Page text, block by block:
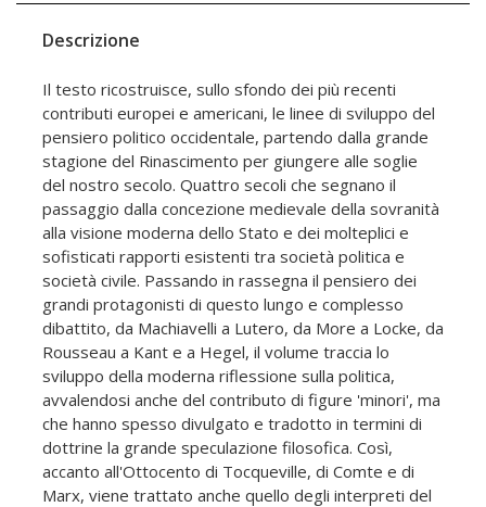
Descrizione
Il testo ricostruisce, sullo sfondo dei più recenti
contributi europei e americani, le linee di sviluppo del
pensiero politico occidentale, partendo dalla grande
stagione del Rinascimento per giungere alle soglie
del nostro secolo. Quattro secoli che segnano il
passaggio dalla concezione medievale della sovranità
alla visione moderna dello Stato e dei molteplici e
sofisticati rapporti esistenti tra società politica e
società civile. Passando in rassegna il pensiero dei
grandi protagonisti di questo lungo e complesso
dibattito, da Machiavelli a Lutero, da More a Locke, da
Rousseau a Kant e a Hegel, il volume traccia lo
sviluppo della moderna riflessione sulla politica,
avvalendosi anche del contributo di figure 'minori', ma
che hanno spesso divulgato e tradotto in termini di
dottrine la grande speculazione filosofica. Così,
accanto all'Ottocento di Tocqueville, di Comte e di
Marx, viene trattato anche quello degli interpreti del